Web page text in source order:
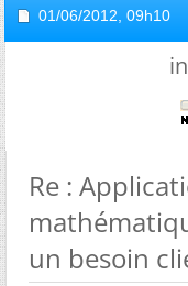
01/06/2012, 09h10
Re :
un besoin